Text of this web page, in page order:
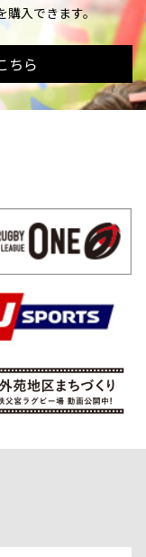
購入できます。
ちら